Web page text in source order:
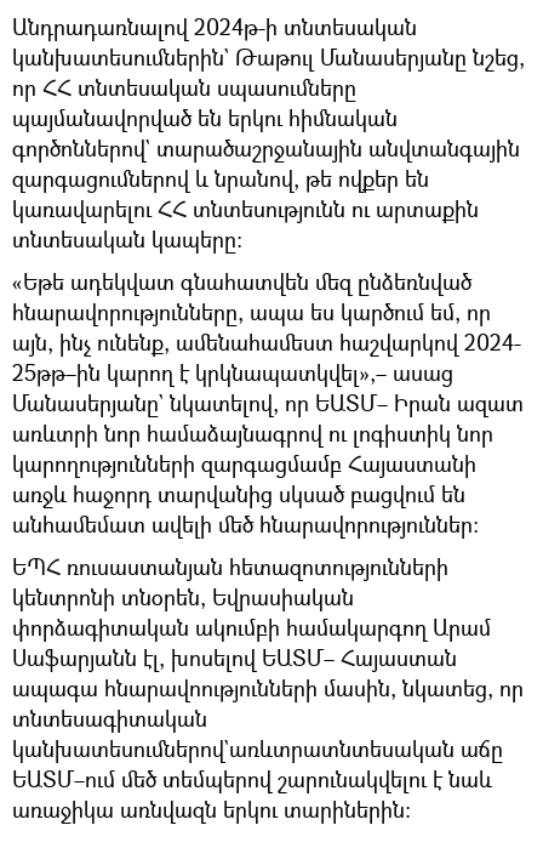
Անդրադառնալով 2024թ-ի տնտեսական
կանխատեսումներին` Թաթուլ Մանասերյանը նշեց,
որ ՀՀ տնտեսական սպասումները
պայմանավորված են երկու հիմնական
գործոններով` տարածաշրջանային անվտանգային
զարգացումներով և նրանով, թե ովքեր են
կառավարելու ՀՀ տնտեսությունն ու արտաքին
տնտեսական կապերը։
«Եթե ադեկվատ գնահատվեն մեզ ընձեռնված
հնարավորությունները, ապա ես կարծում եմ, որ
այն, ինչ ունենք, ամենահամեստ հաշվարկով 2024-
25թթ–ին կարող է կրկնապատկվել»,– ասաց
Մանասերյանը` նկատելով, որ ԵԱՏՄ– Իրան ազատ
առևտրի նոր համաձայնագրով ու լոգիստիկ նոր
կարողությունների զարգացմամբ Հայաստանի
առջև հաջորդ տարվանից սկսած բացվում են
անհամեմատ ավելի մեծ հնարավորություններ։
ԵՊՀ ռուսաստանյան հետազոտությունների
կենտրոնի տնօրեն, Եվրասիական
փորձագիտական ակումբի համակարգող Արամ
Սաֆարյանն էլ, խոսելով ԵԱՏՄ– Հայաստան
ապագա հնարավոությունների մասին, նկատեց, որ
տնտեսագիտական
կանխատեսումներով`առևտրատնտեսական աճը
ԵԱՏՄ–ում մեծ տեմպերով շարունակվելու է նաև
առաջիկա առնվազն երկու տարիներին։